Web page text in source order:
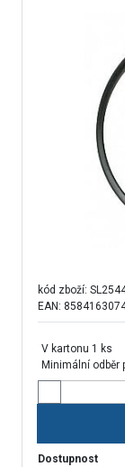
kód zboží:
EAN:
V kartonu 1 ks
Minimální odběr
Dostupnost